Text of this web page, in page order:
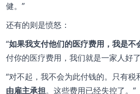
健。”
还有的则是愤怒：
“如果我支付他们的医疗费用，我是不
付你的医疗费用，我们就是一家人好
“对不起，我不会为此付钱的。只有税
由雇主承担。这些费用已经失控了。”